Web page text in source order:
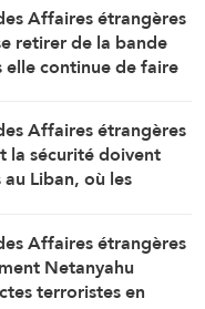
Affaires étrangères
retirer de la bande
elle continue de faire
Affaires étrangères
la sécurité doivent
Liban, où les
mort et le
milliers de
Affaires étrangères
Netanyahu
terroristes en